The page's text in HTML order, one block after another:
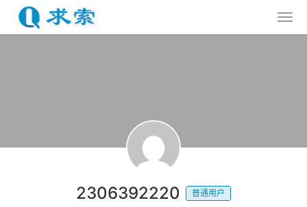
2306392220 普通用户